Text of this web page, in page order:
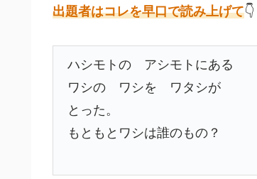
出題者はコレを早口で読み上げて👇
ハシモトの アシモトにある
ワシの ワシを ワタシが
とった。
もともとワシは誰のもの？